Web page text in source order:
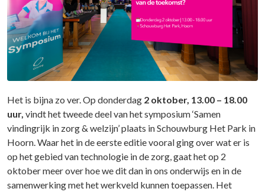
Het is bijna zo ver. Op donderdag 2 oktober, 13.00 – 18.00
uur, vindt het tweede deel van het symposium ‘Samen
vindingrijk in zorg & welzijn’ plaats in Schouwburg Het Park in
Hoorn. Waar het in de eerste editie vooral ging over wat er is
op het gebied van technologie in de zorg, gaat het op 2
oktober meer over hoe we dit dan in ons onderwijs en in de
samenwerking met het werkveld kunnen toepassen. Het